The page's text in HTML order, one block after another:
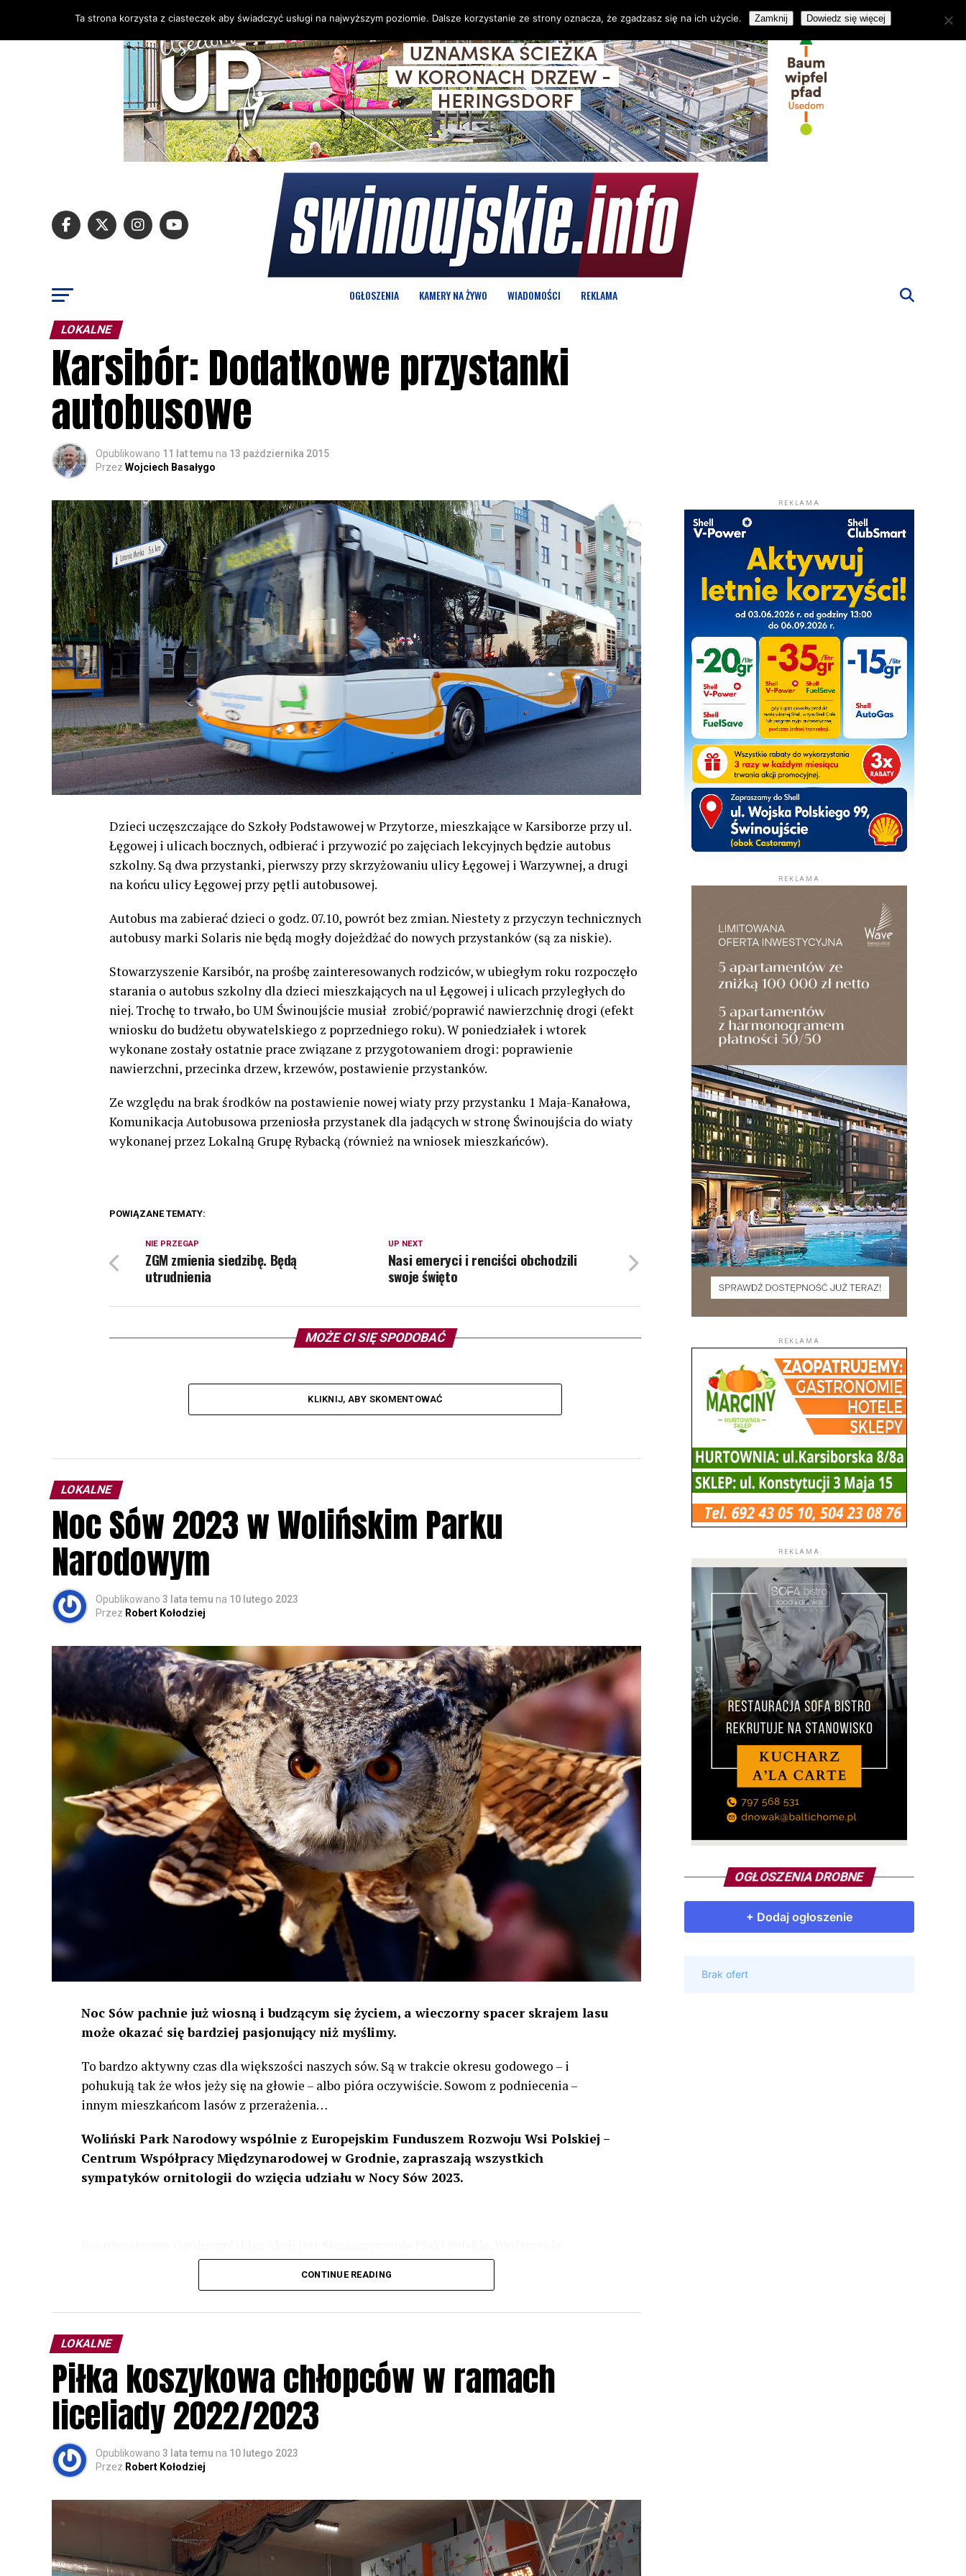
OGŁOSZENIA KAMERY NA ŻYWO WIADOMOŚCI REKLAMA
LOKALNE
Karsibór: Dodatkowe przystanki
autobusowe
Opublikowano 11 lat temu na 13 października 2015
Przez Wojciech Basałygo
Dzieci uczęszczające do Szkoły Podstawowej w Przytorze, mieszkające w Karsiborze przy ul.
Łęgowej i ulicach bocznych, odbierać i przywozić po zajęciach lekcyjnych będzie autobus
szkolny. Są dwa przystanki, pierwszy przy skrzyżowaniu ulicy Łęgowej i Warzywnej, a drugi
na końcu ulicy Łęgowej przy pętli autobusowej.
Autobus ma zabierać dzieci o godz. 07.10, powrót bez zmian. Niestety z przyczyn technicznych
autobusy marki Solaris nie będą mogły dojeżdżać do nowych przystanków (są za niskie).
Stowarzyszenie Karsibór, na prośbę zainteresowanych rodziców, w ubiegłym roku rozpoczęło
starania o autobus szkolny dla dzieci mieszkających na ul Łęgowej i ulicach przyległych do
niej. Trochę to trwało, bo UM Świnoujście musiał zrobić/poprawić nawierzchnię drogi (efekt
wniosku do budżetu obywatelskiego z poprzedniego roku). W poniedziałek i wtorek
wykonane zostały ostatnie prace związane z przygotowaniem drogi: poprawienie
nawierzchni, przecinka drzew, krzewów, postawienie przystanków.
Ze względu na brak środków na postawienie nowej wiaty przy przystanku 1 Maja-Kanałowa,
Komunikacja Autobusowa przeniosła przystanek dla jadących w stronę Świnoujścia do wiaty
wykonanej przez Lokalną Grupę Rybacką (również na wniosek mieszkańców).
POWIĄZANE TEMATY:
UP NEXT
Nasi emeryci i renciści obchodzili
swoje święto
NIE PRZEGAP
ZGM zmienia siedzibę. Będą
utrudnienia
MOŻE CI SIĘ SPODOBAĆ
KLIKNIJ, ABY SKOMENTOWAĆ
LOKALNE
Noc Sów 2023 w Wolińskim Parku
Narodowym
Opublikowano 3 lata temu na 10 lutego 2023
Przez Robert Kołodziej
Noc Sów pachnie już wiosną i budzącym się życiem, a wieczorny spacer skrajem lasu
może okazać się bardziej pasjonujący niż myślimy.
To bardzo aktywny czas dla większości naszych sów. Są w trakcie okresu godowego – i
pohukują tak że włos jeży się na głowie – albo pióra oczywiście. Sowom z podniecenia –
innym mieszkańcom lasów z przerażenia…
Woliński Park Narodowy wspólnie z Europejskim Funduszem Rozwoju Wsi Polskiej –
Centrum Współpracy Międzynarodowej w Grodnie, zapraszają wszystkich
sympatyków ornitologii do wzięcia udziału w Nocy Sów 2023.
odbędzie się w dniach24 i 25 lutego 2023 r. wg harmonogramu przedstawionego na
Wszystkich uczestników zapraszamy do udziału w Akcji, włączenia się w aktywne
rozpoznawanie głosów sów i wymianę doświadczeń przy grillu.Na wydarzenie obowiązują
zapisy.
CONTINUE READING
LOKALNE
Piłka koszykowa chłopców w ramach
liceliady 2022/2023
Opublikowano 3 lata temu na 10 lutego 2023
Przez Robert Kołodziej
REKLAMA
REKLAMA
REKLAMA
REKLAMA
OGŁOSZENIA DROBNE
Ta strona korzysta z ciasteczek aby świadczyć usługi na najwyższym poziomie. Dalsze korzystanie ze strony oznacza, że zgadzasz się na ich użycie. Zamknij Dowiedz się więcej